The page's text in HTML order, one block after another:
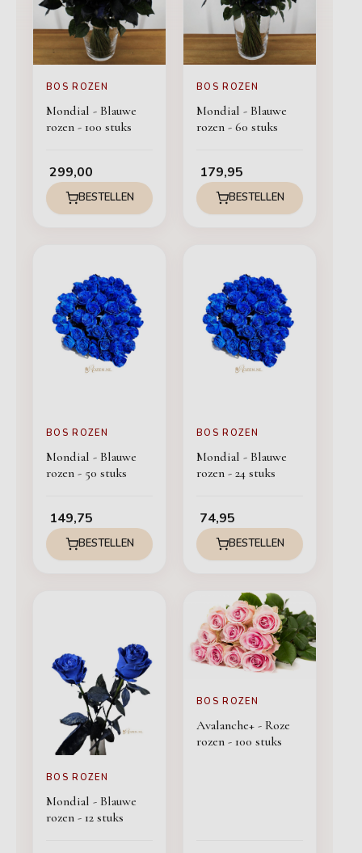
BOS ROZEN
Mondial - Blauwe
rozen - 100 stuks
299,00
BESTELLEN
BOS ROZEN
Mondial - Blauwe
rozen - 60 stuks
179,95
BESTELLEN
BOS ROZEN
Mondial - Blauwe
rozen - 50 stuks
149,75
BESTELLEN
BOS ROZEN
Mondial - Blauwe
rozen - 24 stuks
74,95
BESTELLEN
BOS ROZEN
Mondial - Blauwe
rozen - 12 stuks
BOS ROZEN
Avalanche+ - Roze
rozen - 100 stuks